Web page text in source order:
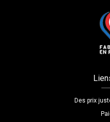
Des prix